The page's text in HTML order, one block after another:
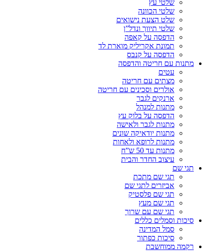
שלטי עץ
שלטי הכוונה
שלט הצעת נישואים
שלטי תיווך ונדל”ן
הדפסה על קאפה
תמונת אקריליק מוארת לד
הדפסה על קנבס
מתנות עם חריטה והדפסה
עטים
מצתים עם חריטה
אולרים וסכינים עם חריטה
ארנקים לגבר
מתנות למנהל
הדפסה על בלוק עץ
מתנות לגבר ולאישה
מתנות יודאיקה שונים
מתנות לרופא ולאחות
מתנות עד 50 ש”ח
עיצוב החדר והבית
תגי שם
תגי שם מתכת
אביזרים לתגי שם
תגי שם פלסטיק
תגי שם מעץ
תגי שם עם שרוך
סיכות וסמלים כללים
סמל המדינה
סיכות כפתור
רקמה ממוחשבת